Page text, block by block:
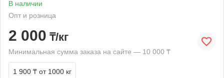
В наличии
Опт и розница
2 000 ₸/кг
Минимальная сумма заказа на сайте — 10 000 ₸
1 900 ₸ от 1000 кг